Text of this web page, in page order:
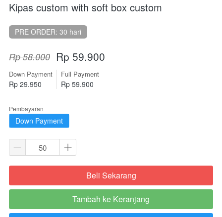
Kipas custom with soft box custom
PRE ORDER: 30 hari
Rp 58.000 Rp 59.900
Down Payment
Rp 29.950
Full Payment
Rp 59.900
Pembayaran
Down Payment
`Beli Sekarang
`
Tambah ke Keranjang